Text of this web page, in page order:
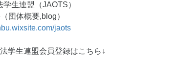
生連盟（JAOTS）
団体概要,blog）
jaots
学生連盟会員登録はこちら↓